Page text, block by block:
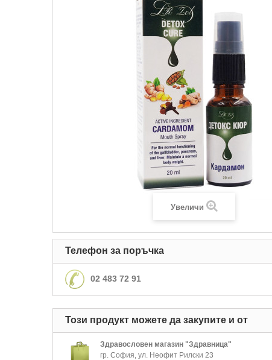
Увеличи
Телефон за поръчка
02 483 72 91
Този продукт можете да закупите и от
Здравословен магазин "Здравница"
гр. София, ул. Неофит Рилски 23